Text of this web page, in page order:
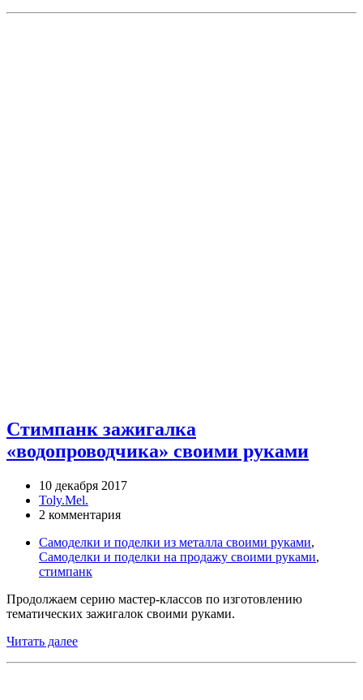
Стимпанк зажигалка
«водопроводчика» своими руками
10 декабря 2017
Toly.Mel.
2 комментария
Самоделки и поделки из металла своими руками,
Самоделки и поделки на продажу своими руками,
стимпанк
Продолжаем серию мастер-классов по изготовлению
тематических зажигалок своими руками.
Читать далее